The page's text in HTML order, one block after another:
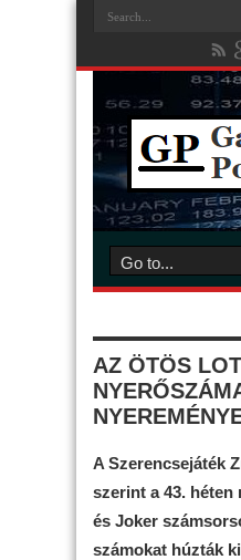
AZ ÖTÖS
A Szerencsejáték
szerint a 43.
és Joker
számokat húzták